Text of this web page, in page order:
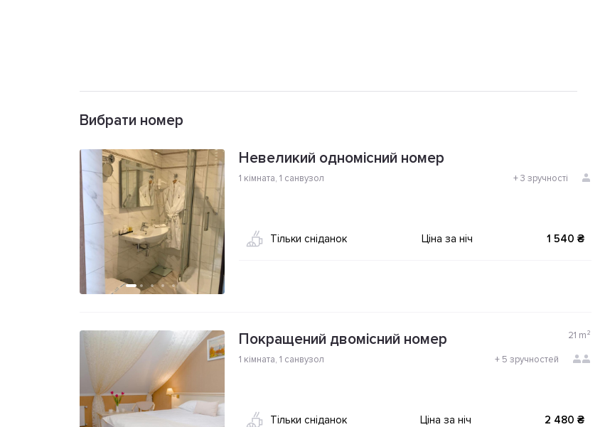
Вибрати номер
Невеликий одномісний номер
1 кімната, 1 санвузол +3 зручності
Тільки сніданок Ціна за ніч 1 540 ₴
Покращений двомісний номер 21 m²
1 кімната, 1 санвузол + 5 зручностей
Тільки сніданок Ціна за ніч 2 480 ₴